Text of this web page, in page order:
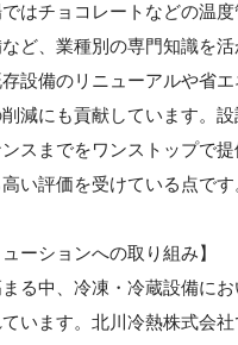
はチョコレートなどの温
ど、業種別の専門知識を
設備のリニューアルや省エ
減にも貢献しています。
スまでをワンストップで
い評価を受けている点です
ーションへの取り組み】
る中、冷凍・冷蔵設備に
います。北川冷熱株式会